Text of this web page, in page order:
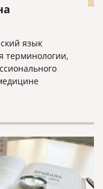
язык
терминологии,